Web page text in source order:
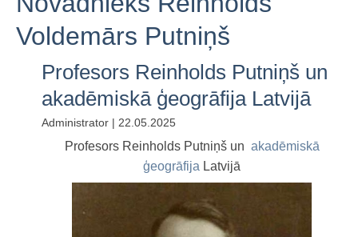
Par bibliotēku
Bērzpils bibliotēka
Dokumenti
Novadpētniecība
Novadpētniecības materiālu kopas
Bēržu R.-k. draudzes un baznīcas vēsture
Bonifacovas muižas vēsture
Novadnieks Reinholds Voldemārs Putniņš
Voldemārs Putniņš
Profesors Reinholds Putniņš un
akadēmiskā ģeogrāfija Latvijā
Administrator | 22.05.2025
Profesors Reinholds Putniņš un akadēmiskā
ģeogrāfija Latvijā